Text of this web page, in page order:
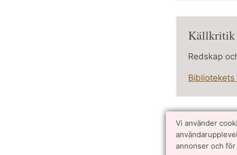
Vi använder
annonser och
Källkritik
Redskap
Sidansvarig: